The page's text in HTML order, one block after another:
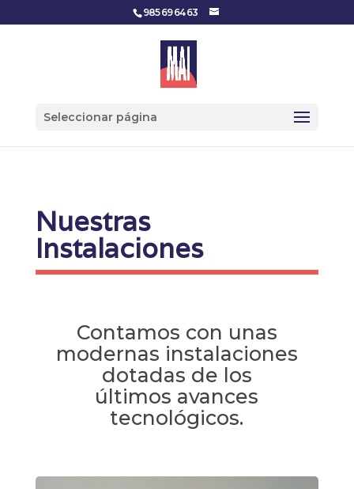
985 69 64 63
Seleccionar página
Nuestras
Instalaciones
Contamos con unas
modernas instalaciones
dotadas de los
últimos avances
tecnológicos.